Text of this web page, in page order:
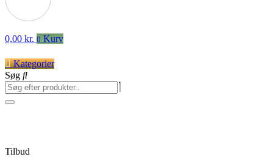
0,00 kr. 0 Kurv
Kategorier
Søg
Tilbud